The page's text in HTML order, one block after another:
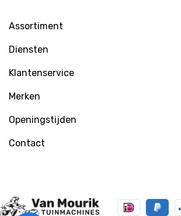
Assortiment
Diensten
Klantenservice
Merken
Openingstijden
Contact